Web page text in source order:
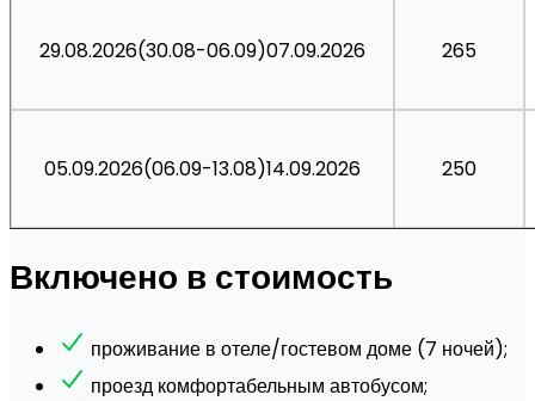
29.08.2026(30.08-06.09)07.09.2026 265
05.09.2026(06.09-13.08)14.09.2026 250
Включено в стоимость
проживание в отеле/гостевом доме (7 ночей);
проезд комфортабельным автобусом;